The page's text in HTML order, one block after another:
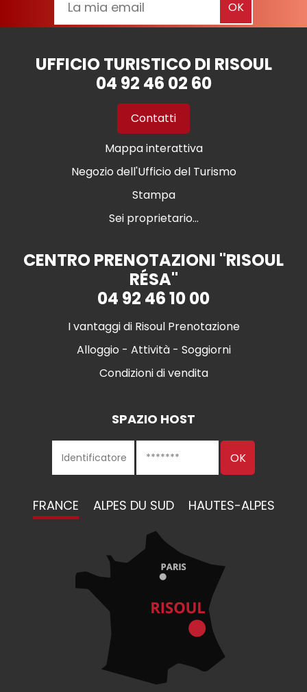
UFFICIO TURISTICO DI RISOUL
04 92 46 02 60
Contatti
Mappa interattiva
Negozio dell'Ufficio del Turismo
Stampa
Sei proprietario...
CENTRO PRENOTAZIONI "RISOUL
RÉSA"
04 92 46 10 00
I vantaggi di Risoul Prenotazione
Alloggio - Attività - Soggiorni
Condizioni di vendita
SPAZIO HOST
FRANCE ALPES DU SUD HAUTES-ALPES